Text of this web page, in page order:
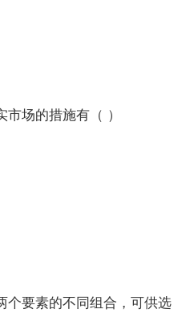
场的措施有（ ）
要素的不同组合，可供选